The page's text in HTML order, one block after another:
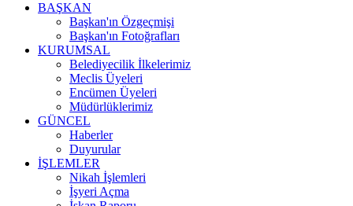
BAŞKAN
Başkan'ın Özgeçmişi
Başkan'ın Fotoğrafları
KURUMSAL
Belediyecilik İlkelerimiz
Meclis Üyeleri
Encümen Üyeleri
Müdürlüklerimiz
GÜNCEL
Haberler
Duyurular
İŞLEMLER
Nikah İşlemleri
İşyeri Açma